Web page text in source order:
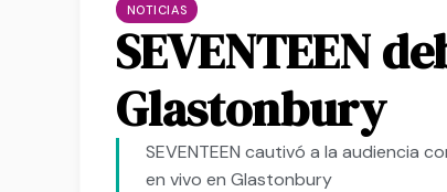
NOTICIAS
SEVENTEEN
Glastonbury
SEVENTEEN cautivó a la audiencia
en vivo en Glastonbury